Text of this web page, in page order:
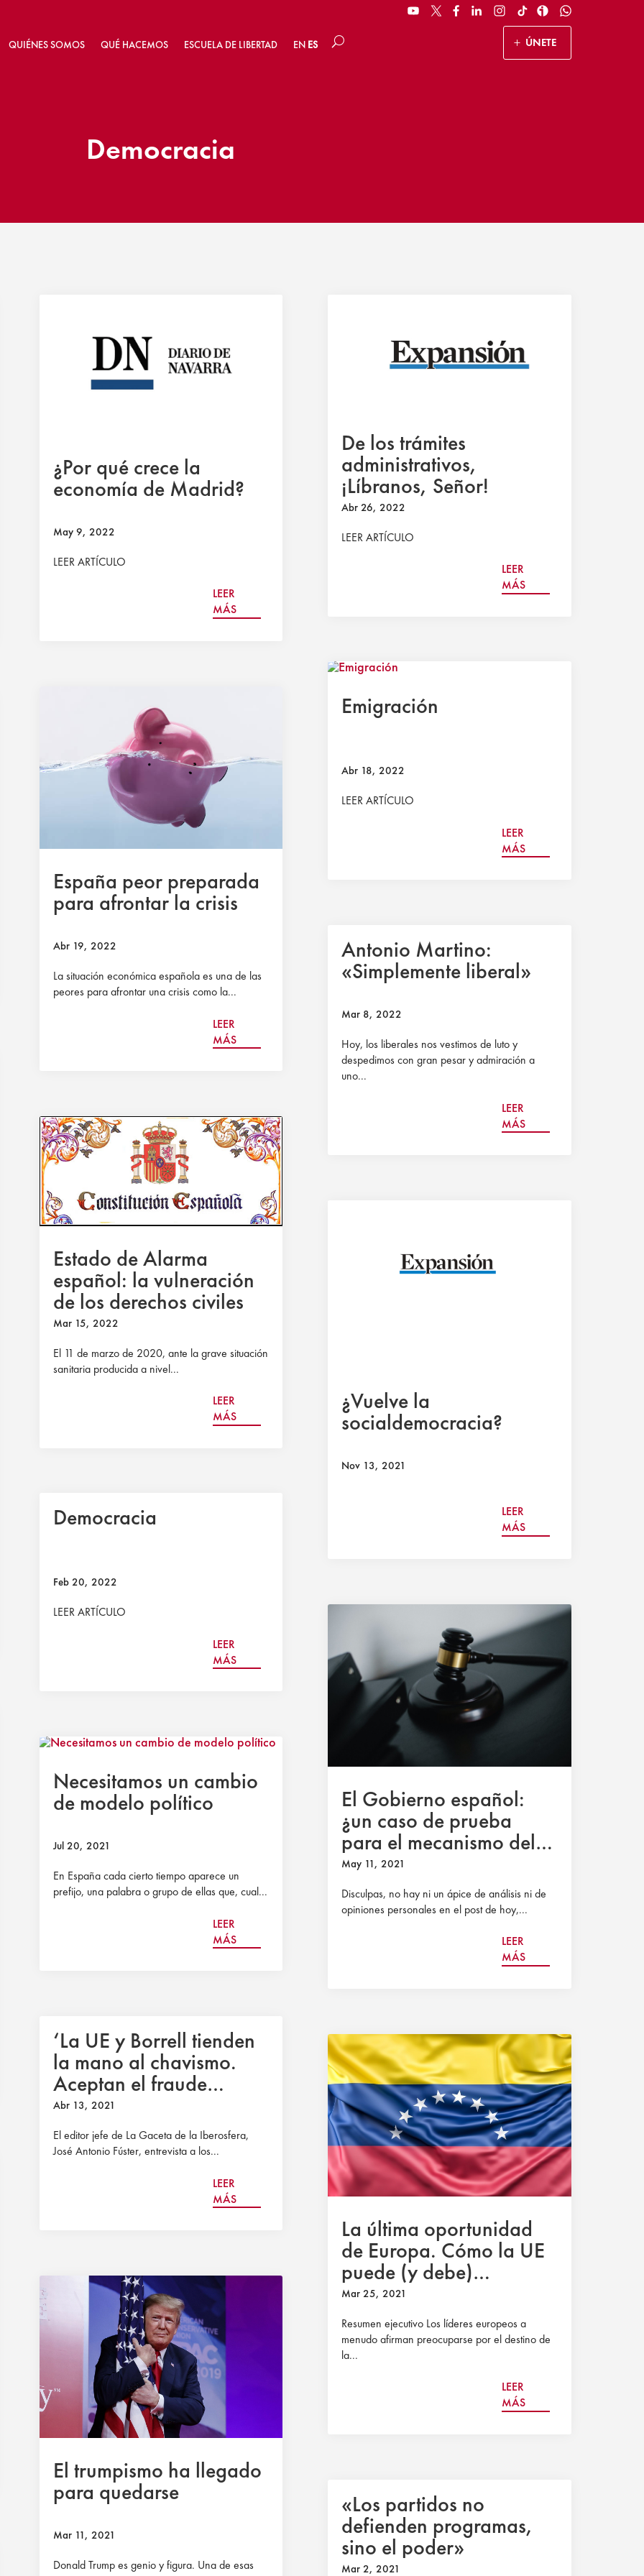
QUIÉNES SOMOS QUÉ HACEMOS ESCUELA DE LIBERTAD EN ES ÚNETE
Democracia
¿Por qué crece la
economía de Madrid?
May 9, 2022
LEER ARTÍCULO
LEER
MÁS
España peor preparada
para afrontar la crisis
Abr 19, 2022
La situación económica española es una de las
peores para afrontar una crisis como la...
LEER
MÁS
Estado de Alarma
español: la vulneración
de los derechos civiles
Mar 15, 2022
El 11 de marzo de 2020, ante la grave situación
sanitaria producida a nivel...
LEER
MÁS
Democracia
Feb 20, 2022
LEER ARTÍCULO
LEER
MÁS
Necesitamos un cambio
de modelo político
Jul 20, 2021
En España cada cierto tiempo aparece un
prefijo, una palabra o grupo de ellas que, cual...
LEER
MÁS
‘La UE y Borrell tienden
la mano al chavismo.
Aceptan el fraude
electoral de Maduro con
ingenuidad’
Abr 13, 2021
El editor jefe de La Gaceta de la Iberosfera,
José Antonio Fúster, entrevista a los...
LEER
MÁS
El trumpismo ha llegado
para quedarse
Mar 11, 2021
Donald Trump es genio y figura. Una de esas
De los trámites
administrativos,
¡Líbranos, Señor!
Abr 26, 2022
LEER ARTÍCULO
LEER
MÁS
Emigración
Abr 18, 2022
LEER ARTÍCULO
LEER
MÁS
Antonio Martino:
«Simplemente liberal»
Mar 8, 2022
Hoy, los liberales nos vestimos de luto y
despedimos con gran pesar y admiración a
uno...
LEER
MÁS
¿Vuelve la
socialdemocracia?
Nov 13, 2021
LEER
MÁS
El Gobierno español:
¿un caso de prueba
para el mecanismo del
Estado de Derecho de la
UE?
May 11, 2021
Disculpas, no hay ni un ápice de análisis ni de
opiniones personales en el post de hoy,...
LEER
MÁS
La última oportunidad
de Europa. Cómo la UE
puede (y debe)
convertirse en el actor
indispensable en la
restauración
democrática de
Mar 25, 2021
Resumen ejecutivo Los líderes europeos a
menudo afirman preocuparse por el destino de
la...
LEER
MÁS
«Los partidos no
defienden programas,
sino el poder»
Mar 2, 2021